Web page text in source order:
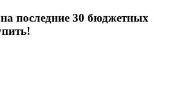
последние 30 бюджетных